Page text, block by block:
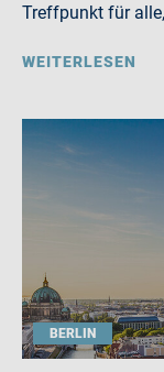
Treffpunkt für
WEITERLESEN
BERLIN